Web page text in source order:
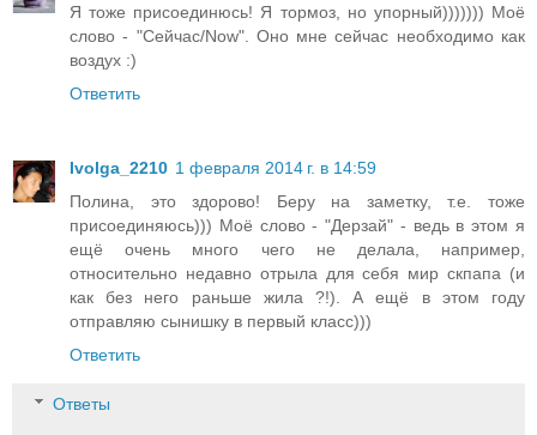
Я тоже присоединюсь! Я тормоз, но упорный))))))) Моё
слово - "Сейчас/Now". Оно мне сейчас необходимо как
воздух :)
Ответить
Ivolga_2210 1 февраля 2014 г. в 14:59
Полина, это здорово! Беру на заметку, т.е. тоже
присоединяюсь))) Моё слово - "Дерзай" - ведь в этом я
ещё очень много чего не делала, например,
относительно недавно отрыла для себя мир скпапа (и
как без него раньше жила ?!). А ещё в этом году
отправляю сынишку в первый класс)))
Ответить
Ответы